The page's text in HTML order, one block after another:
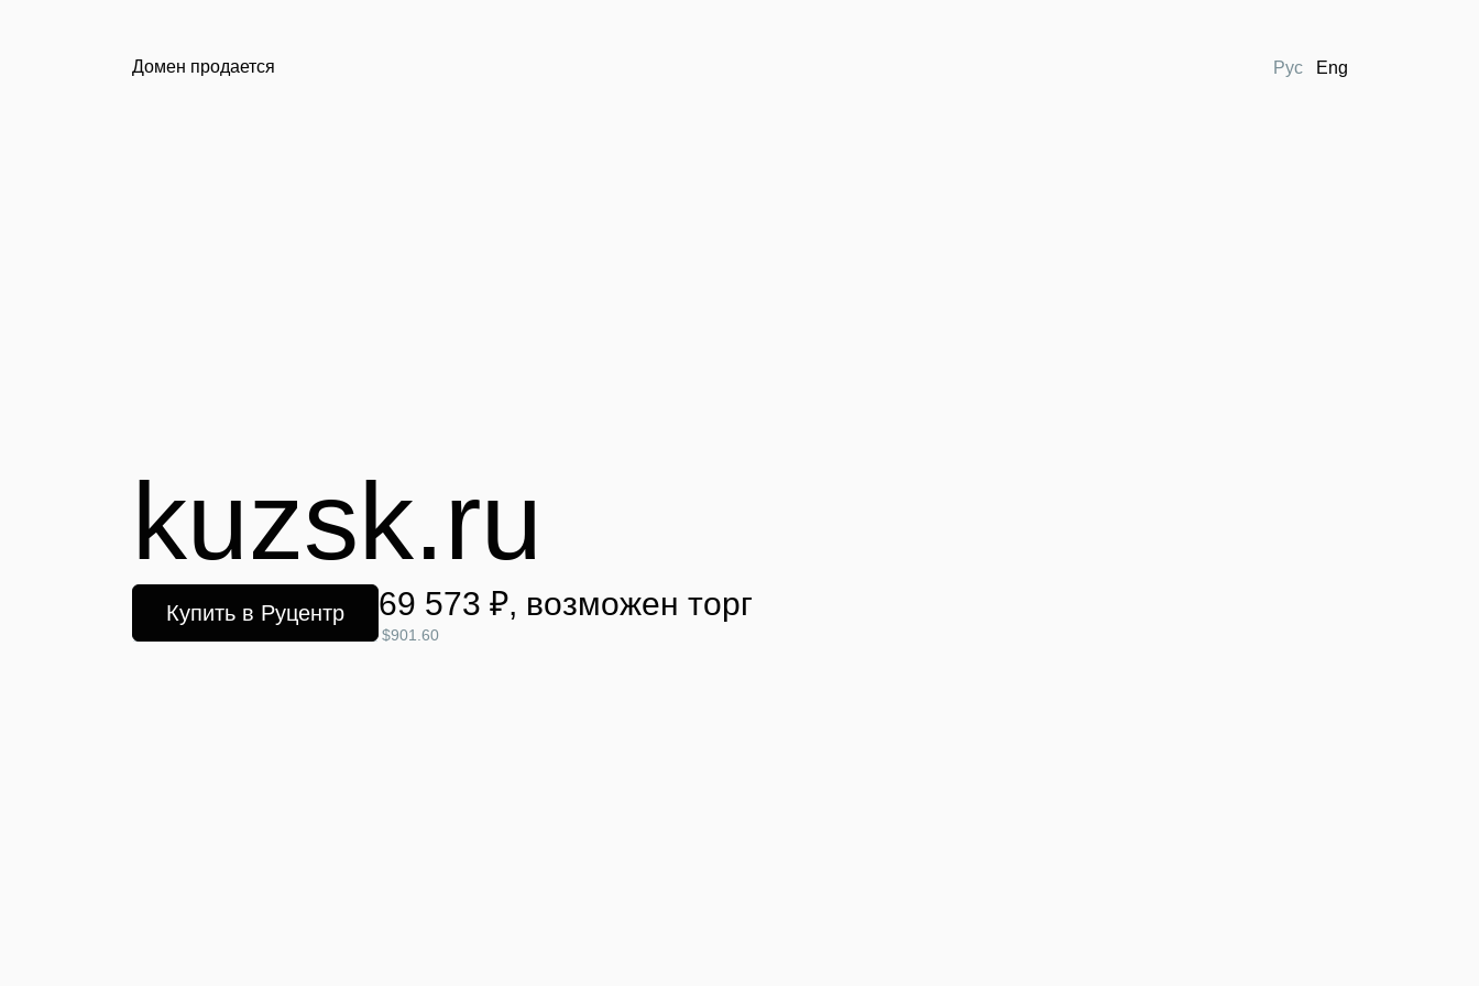
Домен продается Рус Eng
kuzsk.ru
Купить в Руцентр 69 573 ₽, возможен торг
$901.60